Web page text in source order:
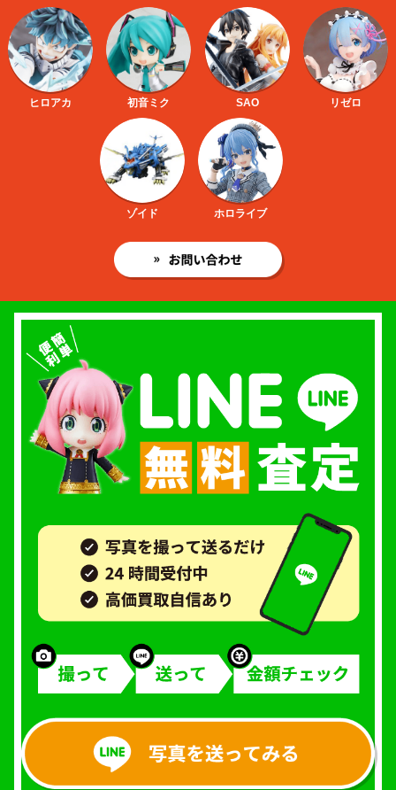
ヒロアカ 初音ミク SAO リゼロ
ゾイド ホロライブ